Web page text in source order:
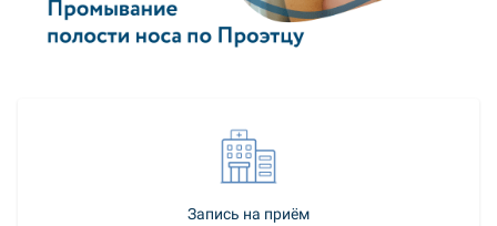
Запись на приём